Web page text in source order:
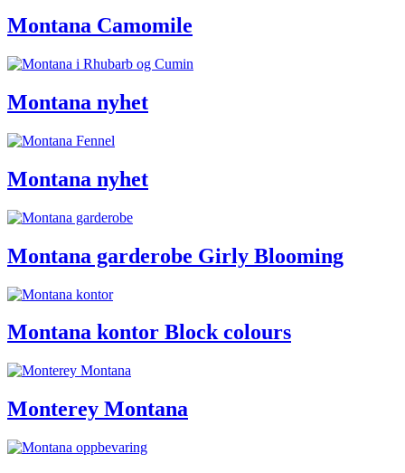
Montana Camomile
Montana nyhet
Montana nyhet
Montana garderobe Girly Blooming
Montana kontor Block colours
Monterey Montana